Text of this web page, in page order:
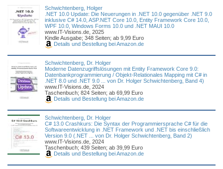
Schwichtenberg, Holger
.NET 10.0 Update: Die Neuerungen in .NET 10.0 gegenüber .NET 9.0
inklusive C# 14.0, ASP.NET Core 10.0, Entity Framework Core 10.0,
WPF 10.0, Windows Forms 10.0 und .NET MAUI 10.0
www.IT-Visions.de, 2025
Kindle Ausgabe; 348 Seiten; ab 9,99 Euro
Details und Bestellung bei Amazon.de
Schwichtenberg, Dr. Holger
Moderne Datenzugriffslösungen mit Entity Framework Core 9.0:
Datenbankprogrammierung / Objekt-Relationales Mapping mit C# in
.NET 8.0 und .NET 9.0 ... von Dr. Holger Schwichtenberg, Band 4)
www.IT-Visions.de, 2024
Taschenbuch; 824 Seiten; ab 69,99 Euro
Details und Bestellung bei Amazon.de
Schwichtenberg, Dr. Holger
C# 13.0 Crashkurs: Die Syntax der Programmiersprache C# für die
Softwareentwicklung in .NET Framework und .NET bis einschließlich
Version 9.0 (.NET ... von Dr. Holger Schwichtenberg, Band 2)
www.IT-Visions.de, 2024
Taschenbuch; 439 Seiten; ab 39,99 Euro
Details und Bestellung bei Amazon.de